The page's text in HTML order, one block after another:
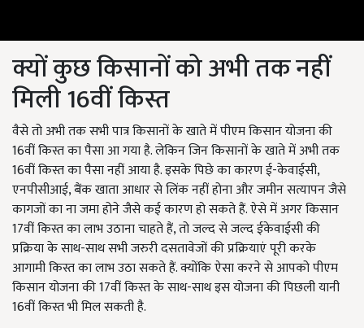
क्यों कुछ किसानों को अभी तक नहीं
मिली 16वीं किस्त
वैसे तो अभी तक सभी पात्र किसानों के खाते में पीएम किसान योजना की
16वीं किस्त का पैसा आ गया है. लेकिन जिन किसानों के खाते में अभी तक
16वीं किस्त का पैसा नहीं आया है. इसके पिछे का कारण ई-केवाईसी,
एनपीसीआई, बैंक खाता आधार से लिंक नहीं होना और जमीन सत्यापन जैसे
कागजों का ना जमा होने जैसे कई कारण हो सकते हैं. ऐसे में अगर किसान
17वीं किस्त का लाभ उठाना चाहते हैं, तो जल्द से जल्द ईकेवाईसी की
प्रक्रिया के साथ-साथ सभी जरुरी दसतावेजों की प्रक्रियाएं पूरी करके
आगामी किस्त का लाभ उठा सकते हैं. क्योंकि ऐसा करने से आपको पीएम
किसान योजना की 17वीं किस्त के साथ-साथ इस योजना की पिछली यानी
16वीं किस्त भी मिल सकती है.